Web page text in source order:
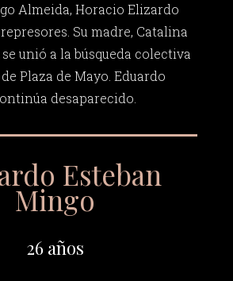
Almeida, Horacio Elizardo
Su madre, Catalina
unió a la búsqueda colectiva
Plaza de Mayo. Eduardo
desaparecido.
Esteban
Mingo
26 años